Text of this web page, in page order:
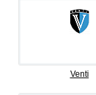
Venti